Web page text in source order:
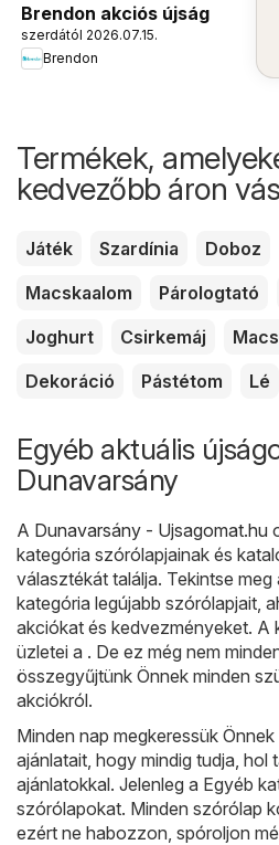
Brendon akciós újság
szerdától 2026.07.15.
Brendon
Termékek,
kedvezőbb áron
Játék Szardínia Doboz
Macskaalom
Párologtató
Joghurt
Csirkemáj
Dekoráció
Pástétom Lé
Egyéb aktuális
Dunavarsány
A Dunavarsány - Ujsagomat.hu
kategória szórólapjainak és
választékát találja. Tekintse
kategória legújabb szórólapjait,
akciókat és kedvezményeket. A
üzletei a . De ez még nem
összegyűjtünk Önnek minden
akciókról.
Minden nap megkeressük
ajánlatait, hogy mindig tudja, hol
ajánlatokkal. Jelenleg a Egyéb
szórólapokat. Minden szórólap
ezért ne habozzon, spóroljon